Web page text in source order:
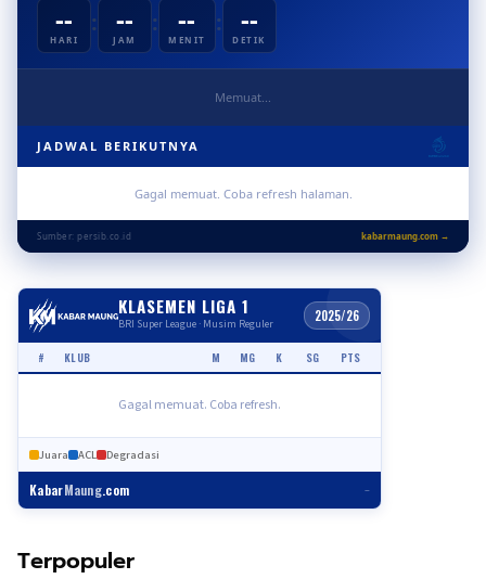
--
HARI
: --
JAM
: --
MENIT
: --
DETIK
Memuat...
JADWAL BERIKUTNYA
Gagal memuat. Coba refresh halaman.
Sumber: persib.co.id kabarmaung.com →
KLASEMEN LIGA 1
BRI Super League · Musim Reguler 2025/26
# KLUB M MG K SG PTS
Gagal memuat. Coba refresh.
Juara ACL Degradasi
KabarMaung.com –
Terpopuler